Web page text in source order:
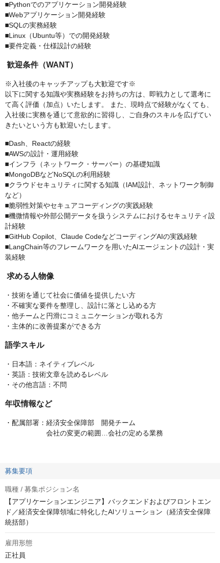
■Pythonでのアプリケーション開発経験
■Webアプリケーション開発経験
■SQLの実務経験
■Linux（Ubuntu等）での開発経験
■要件定義・仕様設計の経験
歓迎条件（WANT）
※入社後のキャッチアップも大歓迎です※
以下に関する知識や実務経験をお持ちの方は、即戦力として選考に
て高く評価（加点）いたします。 また、現時点で経験がなくても、
入社後に実務を通じて意欲的に習得し、ご自身のスキルを広げてい
きたいという方も歓迎いたします。
■Dash、Reactの経験
■AWSの設計・運用経験
■インフラ（ネットワーク・サーバー）の基礎知識
■MongoDBなどNoSQLの利用経験
■クラウドセキュリティに関する知識（IAM設計、ネットワーク制御
など）
■脆弱性対策やセキュアコーディングの実践経験
■機微情報や外部公開データを扱うシステムにおけるセキュリティ設
計経験
■GitHub Copilot、Claude CodeなどコーディングAIの実践経験
■LangChain等のフレームワークを用いたAIエージェントの設計・実
装経験
求める人物像
・技術を通じて社会に価値を提供したい方
・不確実な要件を整理し、設計に落とし込める方
・他チームと円滑にコミュニケーションが取れる方
・主体的に改善提案ができる方
語学スキル
・日本語：ネイティブレベル
・英語：技術文章を読めるレベル
・その他言語：不問
年収情報など
・配属部署：経済安全保障部 開発チーム
会社の変更の範囲…会社の定める業務
募集要項
職種 / 募集ポジション名
【アプリケーションエンジニア】バックエンドおよびフロントエン
ド／経済安全保障領域に特化したAIソリューション（経済安全保障
統括部）
雇用形態
正社員